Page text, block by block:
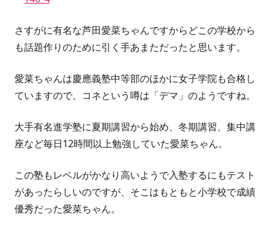
さすがに有名な芦田愛菜ちゃんですからどこの学校から
も話題作りのために引く手あまただったと思います。
愛菜ちゃんは慶應義塾中等部のほかに女子学院も合格し
ていますので、コネという噂は 「デマ」 のようですね。
大手有名進学塾に夏期講習から始め、冬期講習、集中講
座など毎日12時間以上勉強していた愛菜ちゃん。
この塾もレベルがかなり高いようで入塾するにもテスト
があったらしいのですが、そこはもともと小学校で成績
優秀だった愛菜ちゃん。